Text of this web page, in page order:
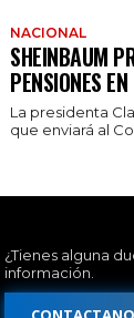
NACIONAL
SHEINBAUM
PENSIONES
La presidenta
que enviará al
¿Tienes alguna
información.